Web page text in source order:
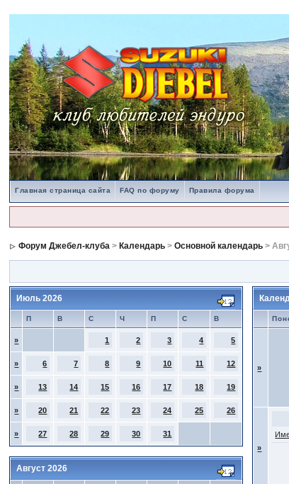
Главная страница сайта FAQ по форуму Правила форума
Форум Джебел-клуба > Календарь >Основной календарь >
Июль 2026
П В С Ч П С В
» 1 2 3 4 5
» 6 7 8 9 10 11 12
» 13 14 15 16 17 18 19
» 20 21 22 23 24 25 26
» 27 28 29 30 31
Август 2026
»
»